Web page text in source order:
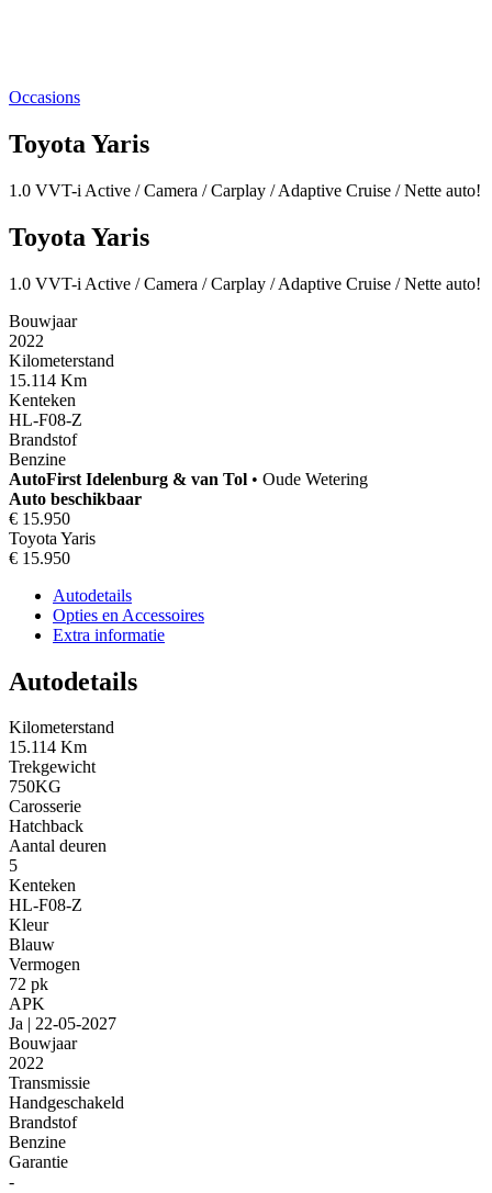
Occasions
Toyota Yaris
1.0 VVT-i Active / Camera / Carplay / Adaptive Cruise / Nette auto!
Toyota Yaris
1.0 VVT-i Active / Camera / Carplay / Adaptive Cruise / Nette auto!
Bouwjaar
2022
Kilometerstand
15.114 Km
Kenteken
HL-F08-Z
Brandstof
Benzine
AutoFirst Idelenburg & van Tol • Oude Wetering
Auto beschikbaar
€ 15.950
Toyota Yaris
€ 15.950
Autodetails
Opties en Accessoires
Extra informatie
Autodetails
Kilometerstand
15.114 Km
Trekgewicht
750KG
Carosserie
Hatchback
Aantal deuren
5
Kenteken
HL-F08-Z
Kleur
Blauw
Vermogen
72 pk
APK
Ja | 22-05-2027
Bouwjaar
2022
Transmissie
Handgeschakeld
Brandstof
Benzine
Garantie
-